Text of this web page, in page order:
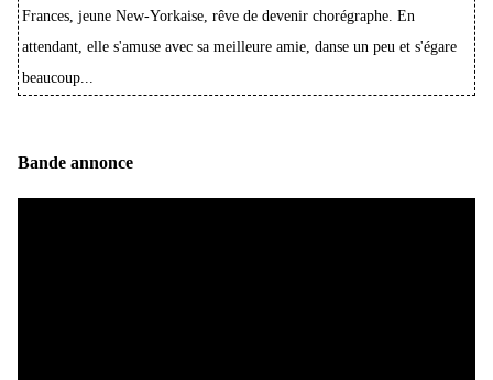
Frances, jeune New-Yorkaise, rêve de devenir chorégraphe. En
attendant, elle s'amuse avec sa meilleure amie, danse un peu et s'égare
beaucoup...
Bande annonce